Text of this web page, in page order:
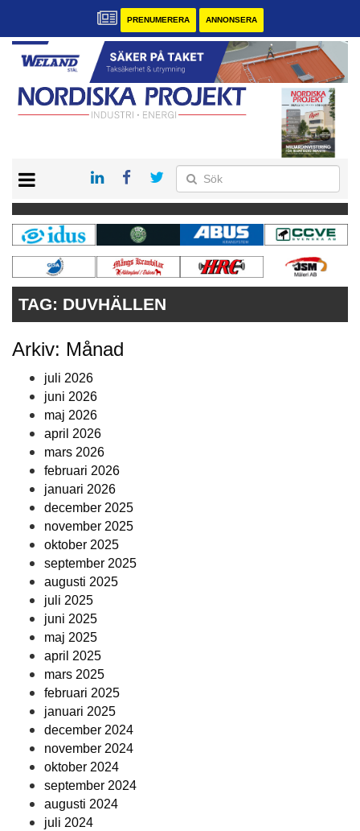
PRENUMERERA ANNONSERA
KONTAKT
VÅRA ANDRA MAGASIN
PRENUMERERA
ANNONSERA
TAG: DUVHÄLLEN
Arkiv: Månad
juli 2026
juni 2026
maj 2026
april 2026
mars 2026
februari 2026
januari 2026
december 2025
november 2025
oktober 2025
september 2025
augusti 2025
juli 2025
juni 2025
maj 2025
april 2025
mars 2025
februari 2025
januari 2025
december 2024
november 2024
oktober 2024
september 2024
augusti 2024
juli 2024